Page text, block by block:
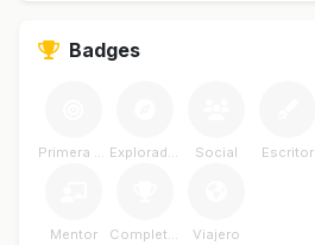
Badges
Primera Meta Explorador Social Escritor
Mentor Completador Viajero